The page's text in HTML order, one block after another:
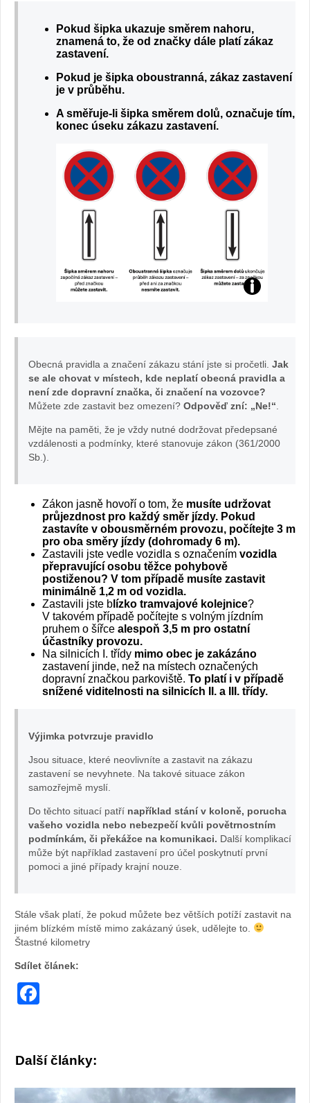
Pokud šipka ukazuje směrem nahoru,
znamená to, že od značky dále platí zákaz
zastavení.
Pokud je šipka oboustranná, zákaz zastavení
je v průběhu.
A směřuje-li šipka směrem dolů, označuje tím,
konec úseku zákazu zastavení.
Obecná pravidla a značení zákazu stání jste si pročetli. Jak
se ale chovat v místech, kde neplatí obecná pravidla a
není zde dopravní značka, či značení na vozovce?
Můžete zde zastavit bez omezení? Odpověď zní: „Ne!“
Mějte na paměti, že je vždy nutné dodržovat předepsané
vzdálenosti a podmínky, které stanovuje zákon (361/2000
Sb.).
Zákon jasně hovoří o tom, že musíte udržovat
průjezdnost pro každý směr jízdy. Pokud
zastavíte v obousměrném provozu, počítejte 3 m
pro oba směry jízdy (dohromady 6 m).
Zastavili jste vedle vozidla s označením vozidla
přepravující osobu těžce pohybově
postiženou? V tom případě musíte zastavit
minimálně 1,2 m od vozidla.
Zastavili jste b lízko tramvajové kolejnice?
V takovém případě počítejte s volným jízdním
pruhem o šířce alespoň 3,5 m pro ostatní
účastníky provozu.
Na silnicích I. třídy mimo obec je zakázáno
zastavení jinde, než na místech označených
dopravní značkou parkoviště. To platí i v případě
snížené viditelnosti na silnicích II. a III. třídy.
Výjimka potvrzuje pravidlo
Jsou situace, které neovlivníte a zastavit na zákazu
zastavení se nevyhnete. Na takové situace zákon
samozřejmě myslí.
Do těchto situací patří například stání v koloně, porucha
vašeho vozidla nebo nebezpečí kvůli povětrnostním
podmínkám, či překážce na komunikaci. Další komplikací
může být například zastavení pro účel poskytnutí první
pomoci a jiné případy krajní nouze.
Stále však platí, že pokud můžete bez větších potíží zastavit na
jiném blízkém místě mimo zakázaný úsek, udělejte to.
Štastné kilometry
Sdílet článek:
Další články: